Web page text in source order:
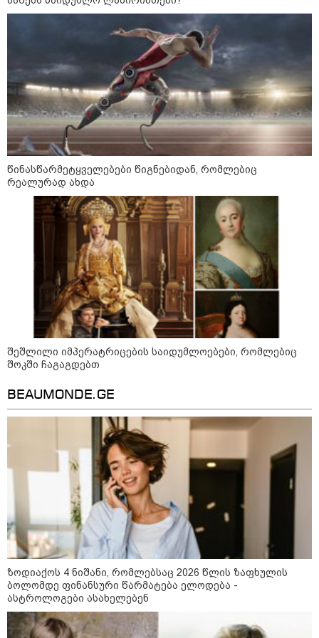
დაწყებას ეხმაურება
გიგა ავალიანის საქმეზე
დაკავებულ არასრულწლოვნებს,
ნია იმნაძესა და ანასტასია
ბერუაშვილს აღკვეთის
ღონისძიების სახით პატიმრობა
შეეფარდათ
ელენე ხოშტარია - 7 აგვისტოს
რუსული რეგულარული არმია უკვე
საქართველოს ტერიტორიაზე იყო,
გვქონდა მსხვერპლი - ვერც
რუსები და ვერც ქართველი
რუსები ისტორიას ვერ გადაწერენ
საზოგადოება
09:00 / 07-08-2026
18 წელი აგვისტოს ომიდან - ტრაგიკული
მოვლენების ქრონოლოგია, რომელიც
შესაძლოა, აღარ გვახსოვს
18:21 / 07-08-2026
"ვიდეოს ნახვა ჩემთვის იყო
სიკვდილი - ისეთი ხმა აქვს,
წინასწარმეტყველებები წიგნებიდან, რომლებიც
რეალურად ახდა
შეშლილი იმპერატრიცების საიდუმლოებები, რომლებიც
შოკში ჩაგაგდებთ
BEAUMONDE.GE
ზოდიაქოს 4 ნიშანი, რომლებსაც 2026 წლის ზაფხულის
ბოლომდე ფინანსური წარმატება ელოდება -
ასტროლოგები ასახელებენ